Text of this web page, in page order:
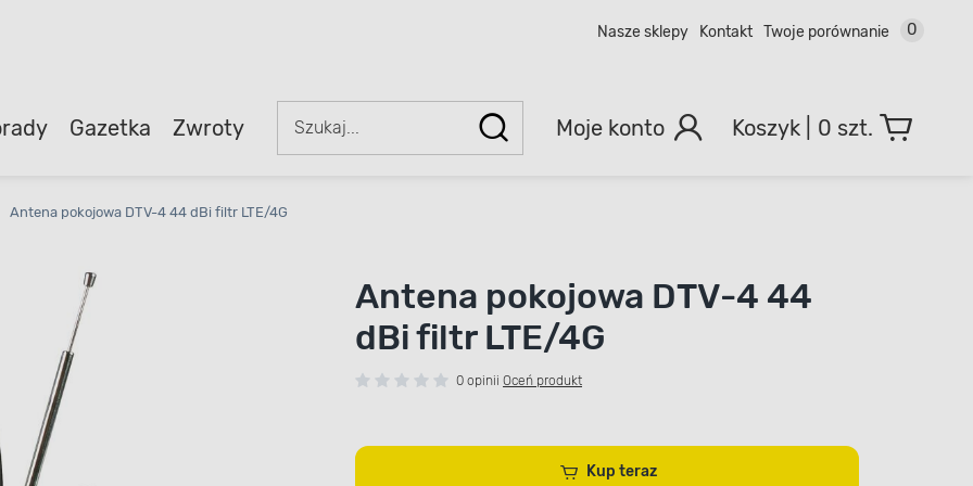
Nasze sklepy Kontakt Twoje porównanie 0
Gazetka Zwroty Moje konto 0 szt.
Antena pokojowa DTV-4 44 dBi filtr LTE/4G
Antena pokojowa DTV-4 44
dBi filtr LTE/4G
0 opinii Oceń produkt
Kup teraz